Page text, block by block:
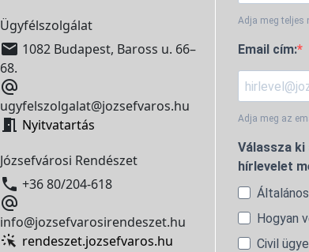
Ügyfélszolgálat
 1082 Budapest, Baross u. 66–
68.

ugyfelszolgalat@jozsefvaros.hu
 Nyitvatartás
Józsefvárosi Rendészet
 +36 80/204-618

info@jozsefvarosirendeszet.hu
rendeszet.jozsefvaros.hu
Adja meg teljes
Email cím:
Adja meg az
Válassza
hírlevelet
Hogyan
Civil